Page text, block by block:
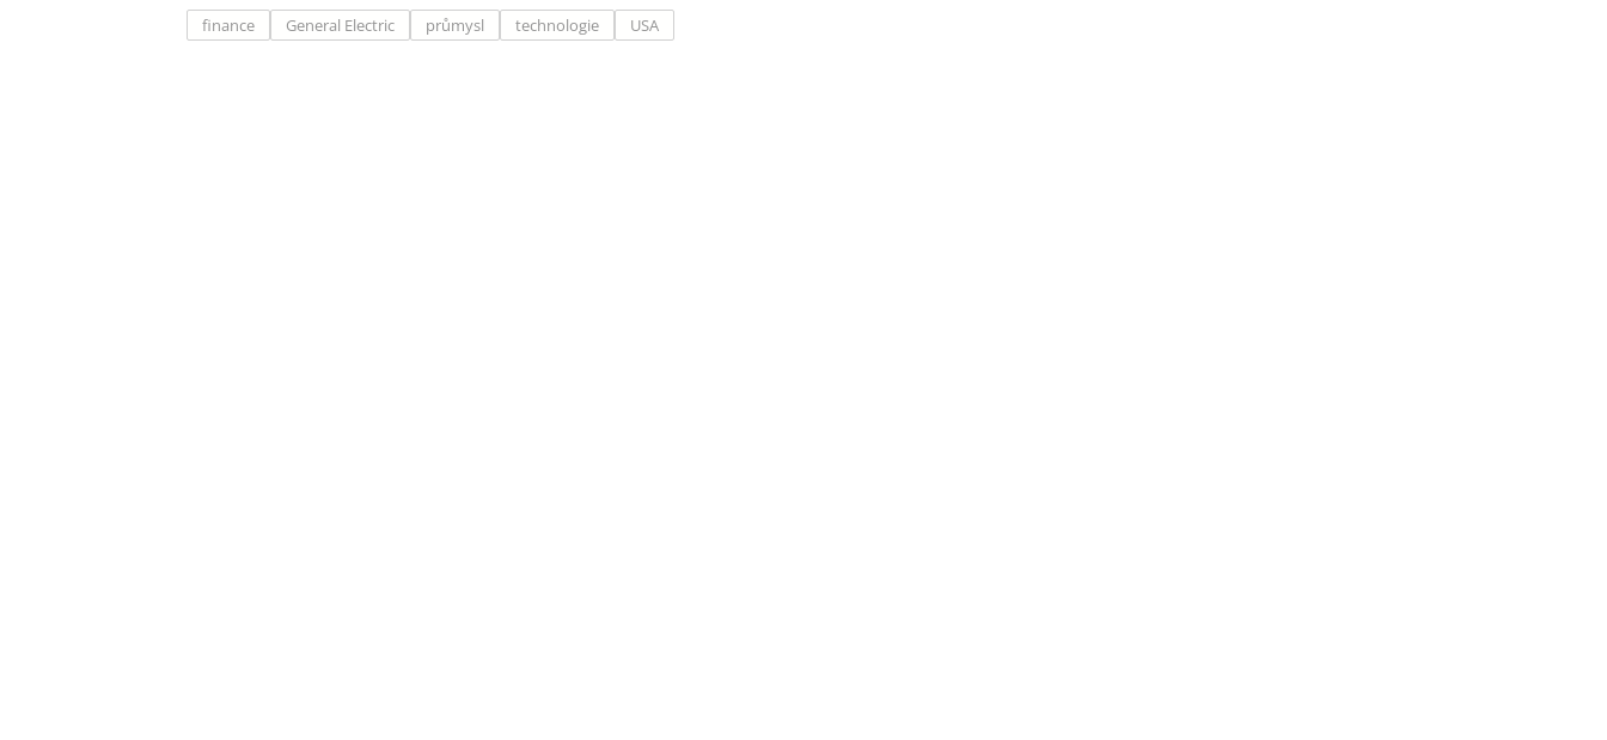
finance General Electric průmysl technologie USA